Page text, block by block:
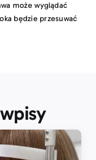
może wyglądać
będzie przesuwać